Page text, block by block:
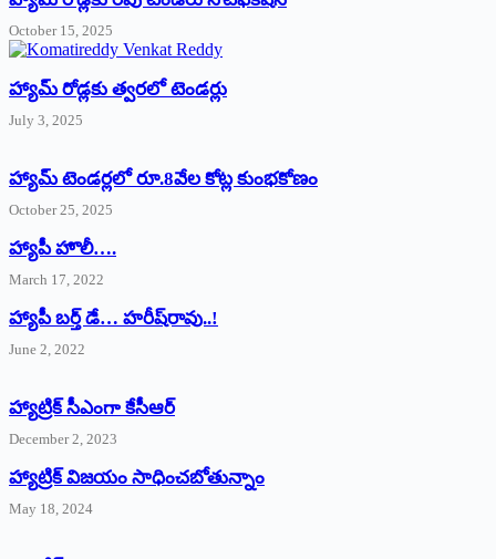
October 15, 2025
హ్యామ్‌ రోడ్లకు త్వరలో టెండర్లు
July 3, 2025
హ్యామ్‌ ‌టెండర్లలో రూ.8వేల కోట్ల కుంభకోణం
October 25, 2025
హ్యాపీ హొలీ….
March 17, 2022
హ్యాపీ బర్త్ ‌డే… హరీష్‌రావు..!
June 2, 2022
హ్యాట్రిక్‌ ‌సీఎంగా కేసీఆర్‌
December 2, 2023
హ్యాట్రిక్‌ విజయం సాధించబోతున్నాం
May 18, 2024